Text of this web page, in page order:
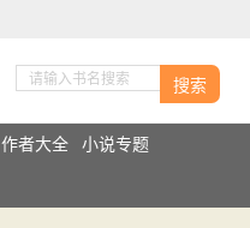
搜索
作者大全 小说专题